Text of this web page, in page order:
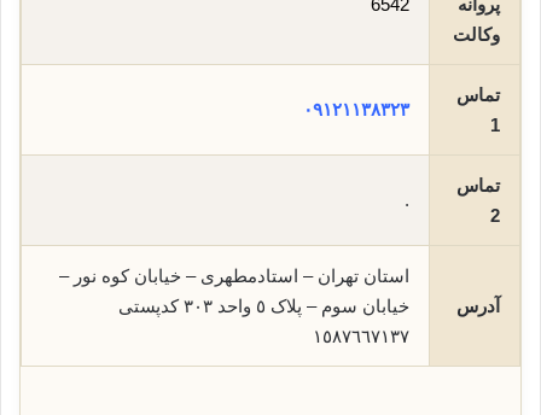
وکالت
تماس
1
٠٩١٢١١٣٨٣٢٣
تماس
2
.
آدرس
استان تهران – استادمطهری – خیابان کوه نور –
خیابان سوم – پلاک ٥ واحد ٣٠٣ کدپستی
١٥٨٧٦٦٧١٣٧